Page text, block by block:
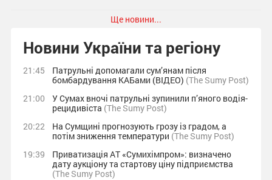
Ще новини...
Новини України та регіону
21:45
Патрульні допомагали сум’янам після
бомбардування КАБами (ВІДЕО) (The Sumy Post)
21:00
У Сумах вночі патрульні зупинили п’яного водія-
рецидивіста (The Sumy Post)
20:22
На Сумщині прогнозують грозу із градом, а
потім зниження температури (The Sumy Post)
19:39
Приватизація АТ «Сумихімпром»: визначено
дату аукціону та стартову ціну підприємства
(The Sumy Post)